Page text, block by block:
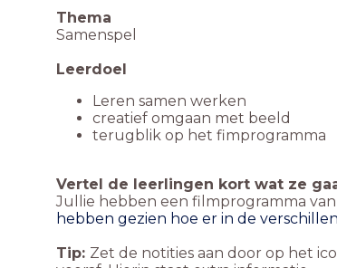
Thema
Samenspel
Leerdoel
Leren samen werken
creatief omgaan met beeld
terugblik op het fimprogramma
Vertel de leerlingen kort wat ze
Jullie hebben een filmprogramma
hebben gezien hoe er in de
Tip: Zet de notities aan door op het